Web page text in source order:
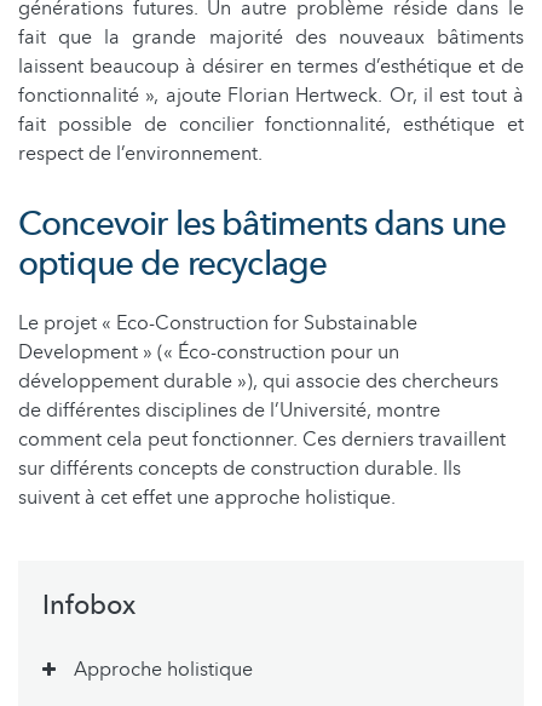
générations futures. Un autre problème réside dans le
fait que la grande majorité des nouveaux bâtiments
laissent beaucoup à désirer en termes d’esthétique et de
fonctionnalité », ajoute Florian Hertweck. Or, il est tout à
fait possible de concilier fonctionnalité, esthétique et
respect de l’environnement.
Concevoir les bâtiments dans une
optique de recyclage
Le projet « Eco-Construction for Substainable
Development » (« Éco-construction pour un
développement durable »), qui associe des chercheurs
de différentes disciplines de l’Université, montre
comment cela peut fonctionner. Ces derniers travaillent
sur différents concepts de construction durable. Ils
suivent à cet effet une approche holistique.
Infobox
Approche holistique